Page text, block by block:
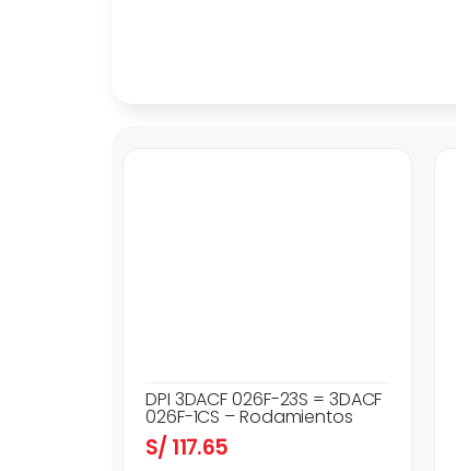
DPI 3DACF 026F-23S = 3DACF
026F-1CS – Rodamientos
S/ 117.65